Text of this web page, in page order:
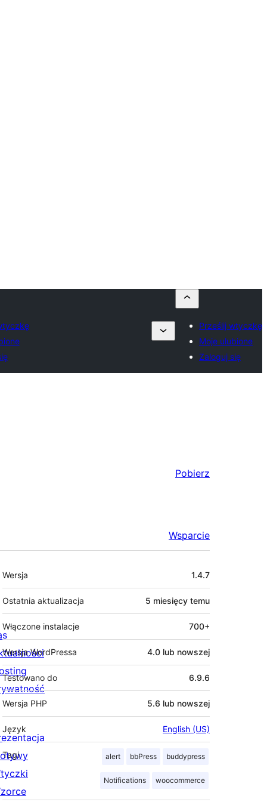
Prześlij wtyczkę
Moje ulubione
Zaloguj się
Pobierz
Wsparcie
Meta
Wersja 1.4.7
Ostatnia aktualizacja 5 miesięcy temu
Włączone instalacje 700+
Wersja WordPressa 4.0 lub nowszej
Testowano do 6.9.6
Wersja PHP 5.6 lub nowszej
Język English (US)
Tagi alert bbPress buddypress
Notifications woocommerce